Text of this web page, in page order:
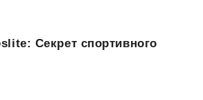
Секрет спортивного